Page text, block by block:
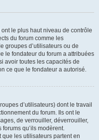
le plus haut niveau de contrôle
du forum comme les
groupes d’utilisateurs ou de
le fondateur du forum a attribuées
avoir toutes les capacités de
ce que le fondateur a autorisé.
d’utilisateurs) dont le travail
du forum. Ils ont le
de verrouiller, déverrouiller,
qu’ils modèrent.
les utilisateurs partent en